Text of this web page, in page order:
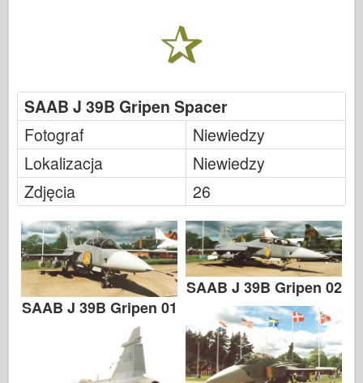
SAAB J 39B Gripen Spacer
Fotograf
Niewiedzy
Lokalizacja
Niewiedzy
Zdjęcia
26
SAAB J 39B Gripen 01
SAAB J 39B Gripen 02